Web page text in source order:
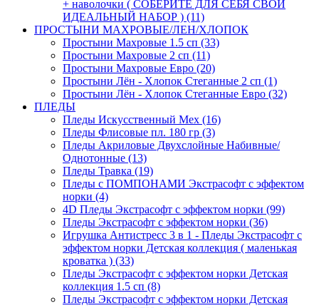
+ наволочки ( СОБЕРИТЕ ДЛЯ СЕБЯ СВОЙ
ИДЕАЛЬНЫЙ НАБОР ) (11)
ПРОСТЫНИ МАХРОВЫЕ/ЛЕН/ХЛОПОК
Простыни Махровые 1.5 сп (33)
Простыни Махровые 2 сп (11)
Простыни Махровые Евро (20)
Простыни Лён - Хлопок Стеганные 2 сп (1)
Простыни Лён - Хлопок Стеганные Евро (32)
ПЛЕДЫ
Пледы Искусственный Мех (16)
Пледы Флисовые пл. 180 гр (3)
Пледы Акриловые Двухслойные Набивные/
Однотонные (13)
Пледы Травка (19)
Пледы с ПОМПОНАМИ Экстрасофт с эффектом
норки (4)
4D Пледы Экстрасофт с эффектом норки (99)
Пледы Экстрасофт с эффектом норки (36)
Игрушка Антистресс 3 в 1 - Пледы Экстрасофт с
эффектом норки Детская коллекция ( маленькая
кроватка ) (33)
Пледы Экстрасофт с эффектом норки Детская
коллекция 1.5 сп (8)
Пледы Экстрасофт с эффектом норки Детская